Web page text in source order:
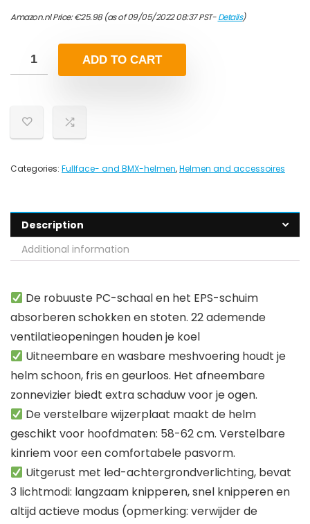
Amazon.nl Price:€25.98(as of 09/05/2022 08:37 PST-Details)
ADD TO CART
Categories: Fullface- and BMX-helmen,Helmen and accessoires
Description
Additional information
De robuuste PC-schaal en het EPS-schuim
absorberen schokken en stoten. 22 ademende
ventilatieopeningen houden je koel
Uitneembare en wasbare meshvoering houdt je
helm schoon, fris en geurloos. Het afneembare
zonnevizier biedt extra schaduw voor je ogen.
De verstelbare wijzerplaat maakt de helm
geschikt voor hoofdmaten: 58-62 cm. Verstelbare
kinriem voor een comfortabele pasvorm.
Uitgerust met led-achtergrondverlichting, bevat
3 lichtmodi: langzaam knipperen, snel knipperen en
altijd actieve modus (opmerking: verwijder de